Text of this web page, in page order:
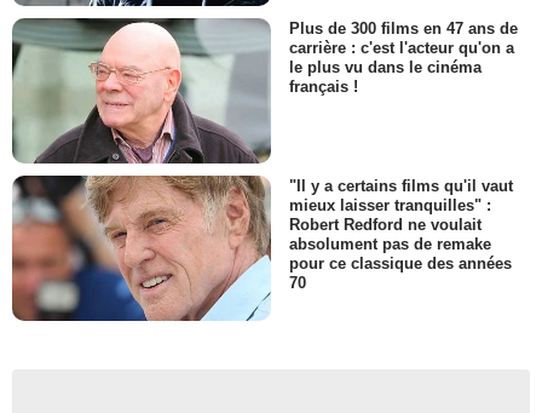
Plus de 300 films en 47 ans de
carrière : c'est l'acteur qu'on a
le plus vu dans le cinéma
français !
"Il y a certains films qu'il vaut
mieux laisser tranquilles" :
Robert Redford ne voulait
absolument pas de remake
pour ce classique des années
70